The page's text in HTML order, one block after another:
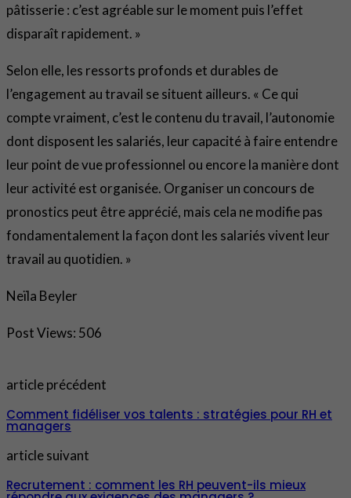
pâtisserie : c’est agréable sur le moment puis l’effet
disparaît rapidement. »
Selon elle, les ressorts profonds et durables de
l’engagement au travail se situent ailleurs. « Ce qui
compte vraiment, c’est le contenu du travail, l’autonomie
dont disposent les salariés, leur capacité à faire entendre
leur point de vue professionnel ou encore la manière dont
leur activité est organisée. Organiser un concours de
pronostics peut être apprécié, mais cela ne modifie pas
fondamentalement la façon dont les salariés vivent leur
travail au quotidien. »
Neïla Beyler
Post Views: 506
article précédent
Comment fidéliser vos talents : stratégies pour RH et
managers
article suivant
Recrutement : comment les RH peuvent-ils mieux